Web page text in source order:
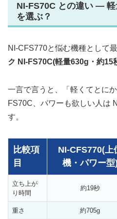
NI-FS70C との違い — 軽
を選ぶ？
NI-CFS770と悩む機種として
ク NI-FS70C(軽量630g・約15
一言で言うと、「軽くてとに
FS70C、パワーも欲しい人は
す。
比較項
目
NI-CFS770(上
機・パワー型)
立ち上が
り時間
約19秒
重さ 約705g